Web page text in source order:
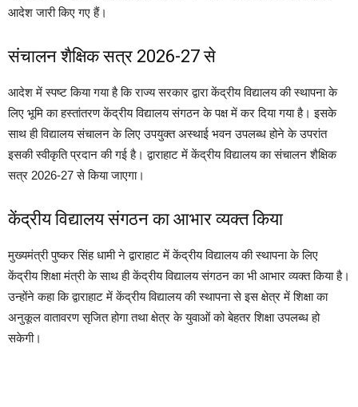
आदेश जारी किए गए हैं।
संचालन शैक्षिक सत्र 2026-27 से
आदेश में स्पष्ट किया गया है कि राज्य सरकार द्वारा केंद्रीय विद्यालय की स्थापना के
लिए भूमि का हस्तांतरण केंद्रीय विद्यालय संगठन के पक्ष में कर दिया गया है। इसके
साथ ही विद्यालय संचालन के लिए उपयुक्त अस्थाई भवन उपलब्ध होने के उपरांत
इसकी स्वीकृति प्रदान की गई है। द्वाराहाट में केंद्रीय विद्यालय का संचालन शैक्षिक
सत्र 2026-27 से किया जाएगा।
केंद्रीय विद्यालय संगठन का आभार व्यक्त किया
मुख्यमंत्री पुष्कर सिंह धामी ने द्वाराहाट में केंद्रीय विद्यालय की स्थापना के लिए
केंद्रीय शिक्षा मंत्री के साथ ही केंद्रीय विद्यालय संगठन का भी आभार व्यक्त किया है।
उन्होंने कहा कि द्वाराहाट में केंद्रीय विद्यालय की स्थापना से इस क्षेत्र में शिक्षा का
अनुकूल वातावरण सृजित होगा तथा क्षेत्र के युवाओं को बेहतर शिक्षा उपलब्ध हो
सकेगी।